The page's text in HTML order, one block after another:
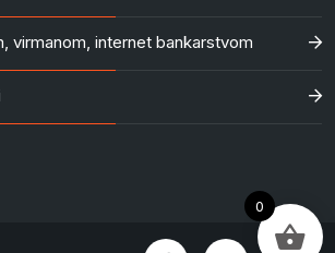
virmanom, internet bankarstvom
0